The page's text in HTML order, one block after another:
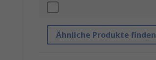
Ähnliche Produkte finden